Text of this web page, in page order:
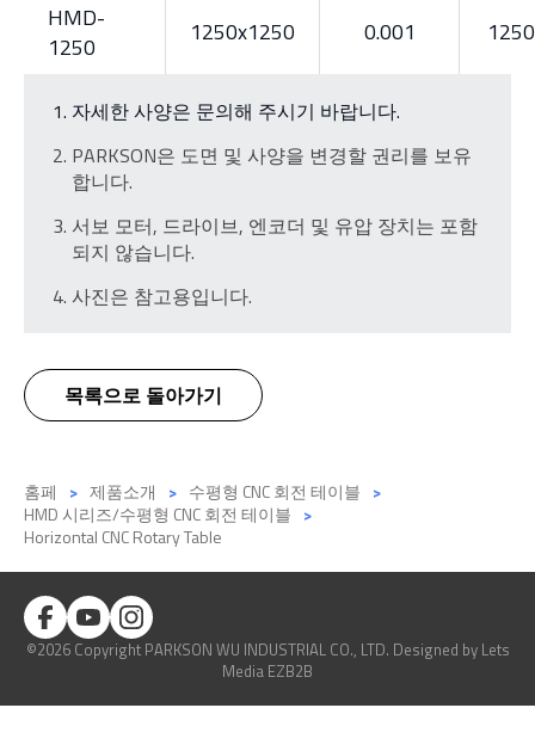
HMD-
1250
1250x1250 0.001
자세한 사양은 문의해 주시기 바랍니다.
PARKSON은 도면 및 사양을 변경할 권리를 보유
합니다.
서보 모터, 드라이브, 엔코더 및 유압 장치는 포함
되지 않습니다.
사진은 참고용입니다.
목록으로 돌아가기
홈페 제품소개
수평형 CNC 회전 테이블
HMD 시리즈/수평형 CNC 회전 테이블
Horizontal CNC Rotary Table
©2026 Copyright PARKSON WU INDUSTRIAL CO., LTD. Designed by Lets
Media EZB2B